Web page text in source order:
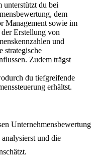
du bei
dem
Management sowie im
Erstellung von
und
strategische
Zudem trägst
du tiefgreifende
erhältst.
und die